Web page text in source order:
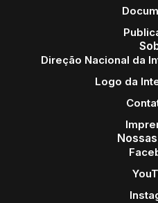
Direção Nacional da
Logo da